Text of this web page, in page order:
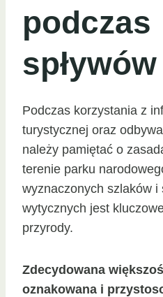
podczas
spływów
Podczas korzystania z
turystycznej oraz
należy pamiętać o
terenie parku
wyznaczonych szlaków i
wytycznych jest
przyrody.
Zdecydowana
oznakowana i